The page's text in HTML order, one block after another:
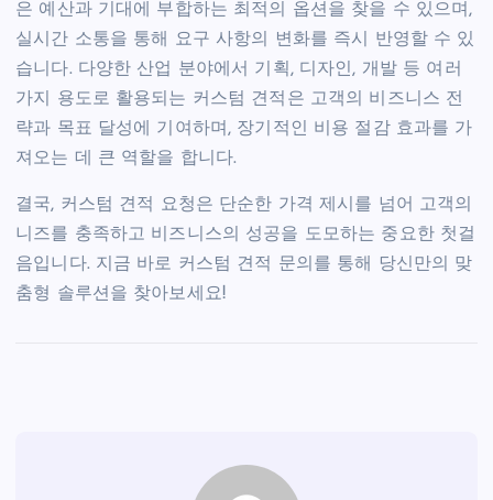
은 예산과 기대에 부합하는 최적의 옵션을 찾을 수 있으며,
실시간 소통을 통해 요구 사항의 변화를 즉시 반영할 수 있
습니다. 다양한 산업 분야에서 기획, 디자인, 개발 등 여러
가지 용도로 활용되는 커스텀 견적은 고객의 비즈니스 전
략과 목표 달성에 기여하며, 장기적인 비용 절감 효과를 가
져오는 데 큰 역할을 합니다.
결국, 커스텀 견적 요청은 단순한 가격 제시를 넘어 고객의
니즈를 충족하고 비즈니스의 성공을 도모하는 중요한 첫걸
음입니다. 지금 바로 커스텀 견적 문의를 통해 당신만의 맞
춤형 솔루션을 찾아보세요!